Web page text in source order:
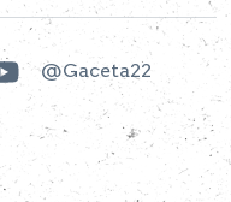
@Gaceta22